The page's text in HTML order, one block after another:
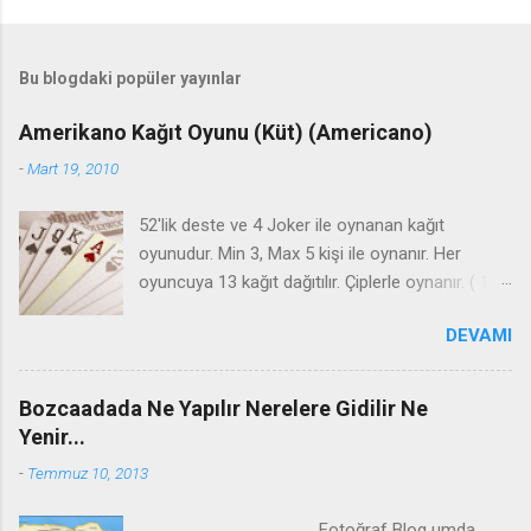
Bu blogdaki popüler yayınlar
Amerikano Kağıt Oyunu (Küt) (Americano)
-Mart 19, 2010
52'lik deste ve 4 Joker ile oynanan kağıt
oyunudur. Min 3, Max 5 kişi ile oynanır. Her
oyuncuya 13 kağıt dağıtılır. Çiplerle oynanır. ( 1 -5
üçlü seri Bir dörtlü küt + bir üçlü seri Bir dörtlü
seri + bir üçlü küt İki üçlü küt İki üçlü seri Bir
dörtlü küt Bir dörtlü seri Bir dörtlü küt + bir
dörtlü seri İki dörtlü küt İki dörtlü seri Üç üçlü
üçlü seri + iki üçlü küt Çift = Dört çift ile açılır
DEVAMI
Bozcaadada Ne Yapılır Nerelere Gidilir Ne
Yenir...
- Temmuz 10, 2013